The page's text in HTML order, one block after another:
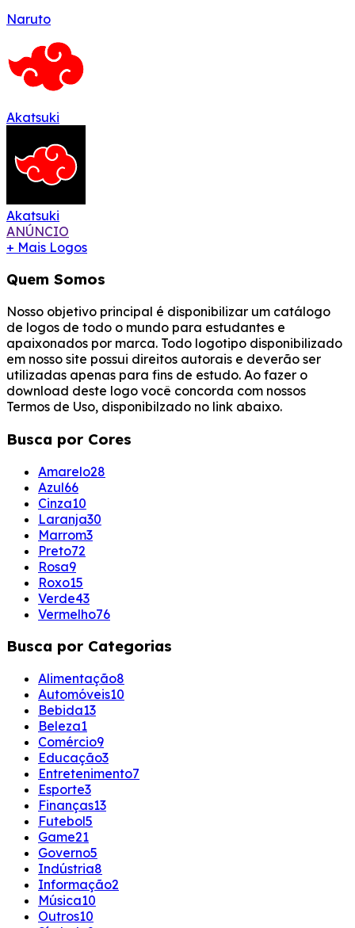
Naruto
Akatsuki
Akatsuki
ANÚNCIO
+ Mais Logos
Quem Somos
Nosso objetivo principal é disponibilizar um catálogo
de logos de todo o mundo para estudantes e
apaixonados por marca. Todo logotipo disponibilizado
em nosso site possui direitos autorais e deverão ser
utilizadas apenas para fins de estudo. Ao fazer o
download deste logo você concorda com nossos
Termos de Uso, disponibilzado no link abaixo.
Busca por Cores
Amarelo28
Azul66
Cinza10
Laranja30
Marrom3
Preto72
Rosa9
Roxo15
Verde43
Vermelho76
Busca por Categorias
Alimentação8
Automóveis10
Bebida13
Beleza1
Comércio9
Educação3
Entretenimento7
Esporte3
Finanças13
Futebol5
Game21
Governo5
Indústria8
Informação2
Música10
Outros10